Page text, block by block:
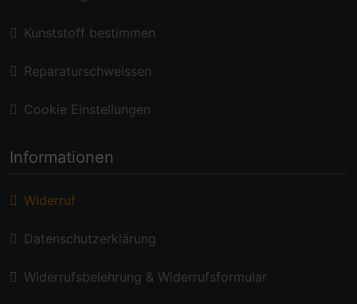
Kunststoff bestimmen
Reparaturschweissen
Cookie Einstellungen
Informationen
Widerruf
Datenschutzerklärung
Widerrufsbelehrung & Widerrufsformular